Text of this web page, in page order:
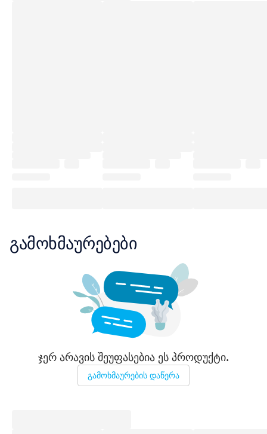
გამოხმაურებები
ჯერ არავის შეუფასებია ეს პროდუქტი.
გამოხმაურების დაწერა